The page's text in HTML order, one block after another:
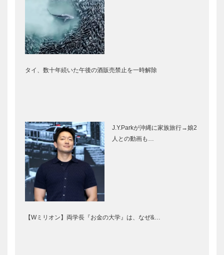
タイ、数十年続いた午後の酒販売禁止を一時解除
J.Y.Parkが沖縄に家族旅行→娘2
人との動画も…
【Wミリオン】両学長『お金の大学』は、なぜ&…